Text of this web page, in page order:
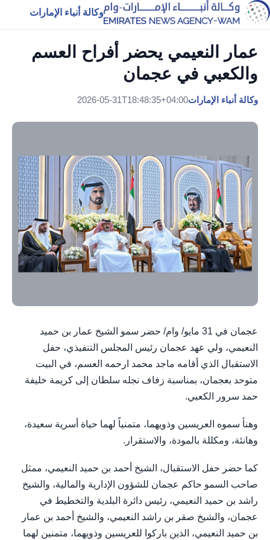
وكالة أنباء الإمارات
عمار النعيمي يحضر أفراح العسم
والكعبي في عجمان
وكالة أنباء الإمارات2026-05-31T18:48:35+04:00
عجمان في 31 مايو/ وام/ حضر سمو الشيخ عمار بن حميد
النعيمي، ولي عهد عجمان رئيس المجلس التنفيذي، حفل
الاستقبال الذي أقامه ماجد محمد ارحمه العسم، في البيت
متوحد بعجمان، بمناسبة زفاف نجله سلطان إلى كريمة خليفة
حمد سرور الكعبي.
وهنأ سموه العريسين وذويهما، متمنياً لهما حياة أسرية سعيدة،
وهانئة، ومكللة بالمودة، والاستقرار.
كما حضر حفل الاستقبال، الشيخ أحمد بن حميد النعيمي، ممثل
صاحب السمو حاكم عجمان للشؤون الإدارية والمالية، والشيخ
راشد بن حميد النعيمي، رئيس دائرة البلدية والتخطيط في
عجمان، والشيخ صقر بن راشد النعيمي، والشيخ أحمد بن عمار
بن حميد النعيمي، الذين باركوا للعريسين وذويهما، متمنين لهما